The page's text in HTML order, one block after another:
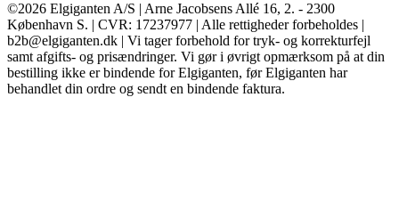
©2026 Elgiganten A/S | Arne Jacobsens Allé 16, 2. - 2300
København S. | CVR: 17237977 | Alle rettigheder forbeholdes |
b2b@elgiganten.dk | Vi tager forbehold for tryk- og korrekturfejl
samt afgifts- og prisændringer. Vi gør i øvrigt opmærksom på at din
bestilling ikke er bindende for Elgiganten, før Elgiganten har
behandlet din ordre og sendt en bindende faktura.